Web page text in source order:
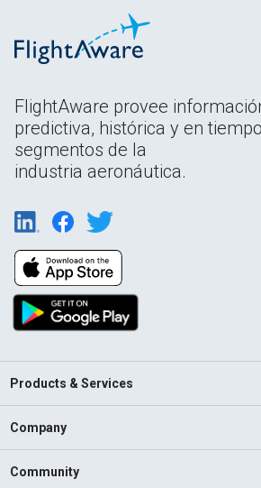
FlightAware provee
predictiva, histórica y en
segmentos de la
industria aeronáutica.
Products & Services
Company
Community